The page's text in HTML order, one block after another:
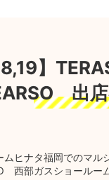
】
出店
ヒナタ福岡でのマル
西部ガスショールー